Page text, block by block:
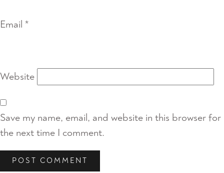
Email *
Website
Save my name, email, and website in this browser for
the next time I comment.